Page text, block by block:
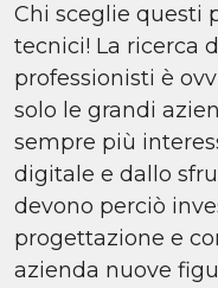
Chi sceglie questi
tecnici! La ricerca
professionisti è
solo le grandi
sempre più
digitale e dallo
devono perciò
progettazione e
azienda nuove